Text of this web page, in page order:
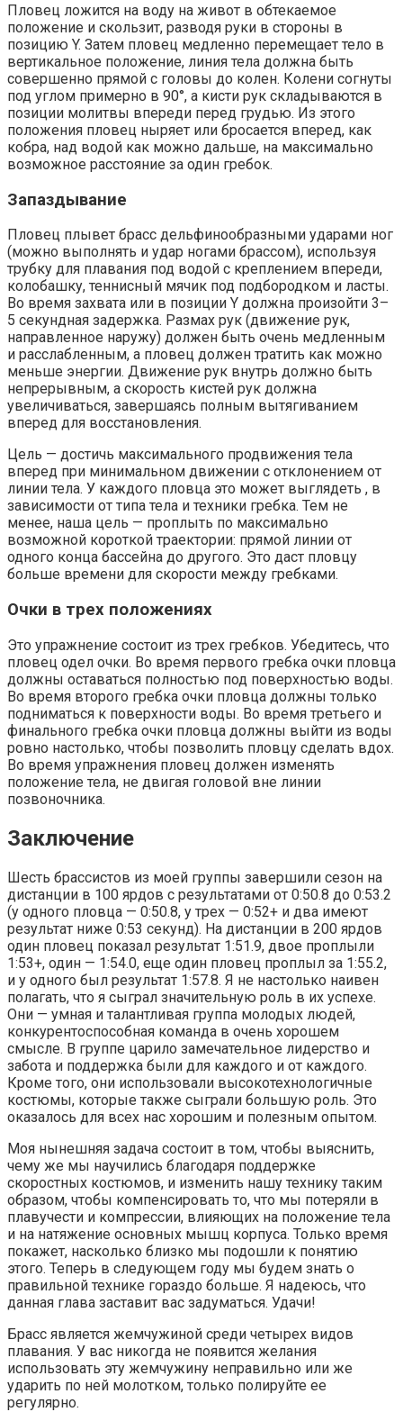
Пловец ложится на воду на живот в обтекаемое
положение и скользит, разводя руки в стороны в
позицию Y. Затем пловец медленно перемещает тело в
вертикальное положение, линия тела должна быть
совершенно прямой с головы до колен. Колени согнуты
под углом примерно в 90°, а кисти рук складываются в
позиции молитвы впереди перед грудью. Из этого
положения пловец ныряет или бросается вперед, как
кобра, над водой как можно дальше, на максимально
возможное расстояние за один гребок.
Запаздывание
Пловец плывет брасс дельфинообразными ударами ног
(можно выполнять и удар ногами брассом), используя
трубку для плавания под водой с креплением впереди,
колобашку, теннисный мячик под подбородком и ласты.
Во время захвата или в позиции Y должна произойти 3–
5 секундная задержка. Размах рук (движение рук,
направленное наружу) должен быть очень медленным
и расслабленным, а пловец должен тратить как можно
меньше энергии. Движение рук внутрь должно быть
непрерывным, а скорость кистей рук должна
увеличиваться, завершаясь полным вытягиванием
вперед для восстановления.
Цель — достичь максимального продвижения тела
вперед при минимальном движении с отклонением от
линии тела. У каждого пловца это может выглядеть , в
зависимости от типа тела и техники гребка. Тем не
менее, наша цель — проплыть по максимально
возможной короткой траектории: прямой линии от
одного конца бассейна до другого. Это даст пловцу
больше времени для скорости между гребками.
Очки в трех положениях
Это упражнение состоит из трех гребков. Убедитесь, что
пловец одел очки. Во время первого гребка очки пловца
должны оставаться полностью под поверхностью воды.
Во время второго гребка очки пловца должны только
подниматься к поверхности воды. Во время третьего и
финального гребка очки пловца должны выйти из воды
ровно настолько, чтобы позволить пловцу сделать вдох.
Во время упражнения пловец должен изменять
положение тела, не двигая головой вне линии
позвоночника.
Заключение
Шесть брассистов из моей группы завершили сезон на
дистанции в 100 ярдов с результатами от 0:50.8 до 0:53.2
(у одного пловца — 0:50.8, у трех — 0:52+ и два имеют
результат ниже 0:53 секунд). На дистанции в 200 ярдов
один пловец показал результат 1:51.9, двое проплыли
1:53+, один — 1:54.0, еще один пловец проплыл за 1:55.2,
и у одного был результат 1:57.8. Я не настолько наивен
полагать, что я сыграл значительную роль в их успехе.
Они — умная и талантливая группа молодых людей,
конкурентоспособная команда в очень хорошем
смысле. В группе царило замечательное лидерство и
забота и поддержка были для каждого и от каждого.
Кроме того, они использовали высокотехнологичные
костюмы, которые также сыграли большую роль. Это
оказалось для всех нас хорошим и полезным опытом.
Моя нынешняя задача состоит в том, чтобы выяснить,
чему же мы научились благодаря поддержке
скоростных костюмов, и изменить нашу технику таким
образом, чтобы компенсировать то, что мы потеряли в
плавучести и компрессии, влияющих на положение тела
и на натяжение основных мышц корпуса. Только время
покажет, насколько близко мы подошли к понятию
этого. Теперь в следующем году мы будем знать о
правильной технике гораздо больше. Я надеюсь, что
данная глава заставит вас задуматься. Удачи!
Брасс является жемчужиной среди четырех видов
плавания. У вас никогда не появится желания
использовать эту жемчужину неправильно или же
ударить по ней молотком, только полируйте ее
регулярно.